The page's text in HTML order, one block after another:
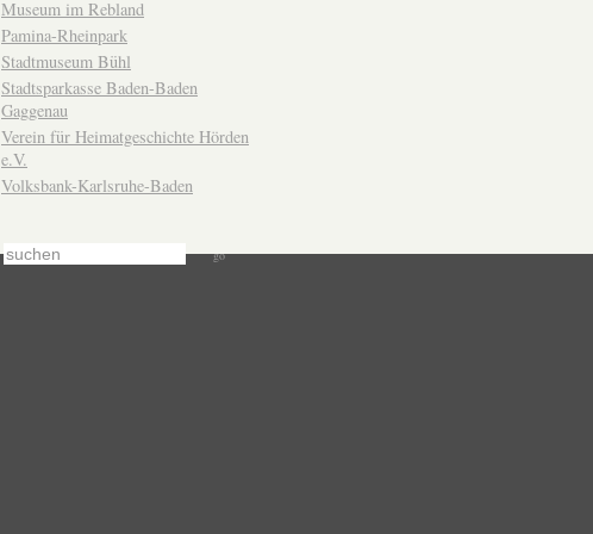
Museum im Rebland
Pamina-Rheinpark
Stadtmuseum Bühl
Stadtsparkasse Baden-Baden
Gaggenau
Verein für Heimatgeschichte Hörden
e.V.
Volksbank-Karlsruhe-Baden